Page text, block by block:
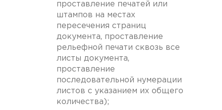
проставление печатей или
штампов на местах
пересечения страниц
документа, проставление
рельефной печати сквозь все
листы документа,
проставление
последовательной нумерации
листов с указанием их общего
количества);